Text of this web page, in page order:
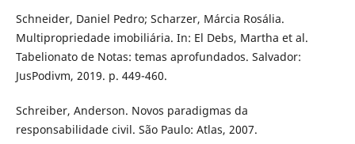
Schneider, Daniel Pedro; Scharzer, Márcia Rosália.
Multipropriedade imobiliária. In: El Debs, Martha et al.
Tabelionato de Notas: temas aprofundados. Salvador:
JusPodivm, 2019. p. 449-460.
Schreiber, Anderson. Novos paradigmas da
responsabilidade civil. São Paulo: Atlas, 2007.